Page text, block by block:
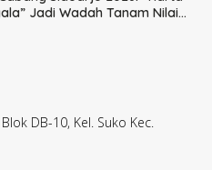
Jadi Wadah Tanam Nilai
DB-10, Kel. Suko Kec.